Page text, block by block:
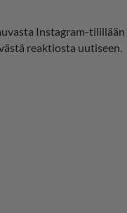
Instagram-tilillään
reaktiosta uutiseen.